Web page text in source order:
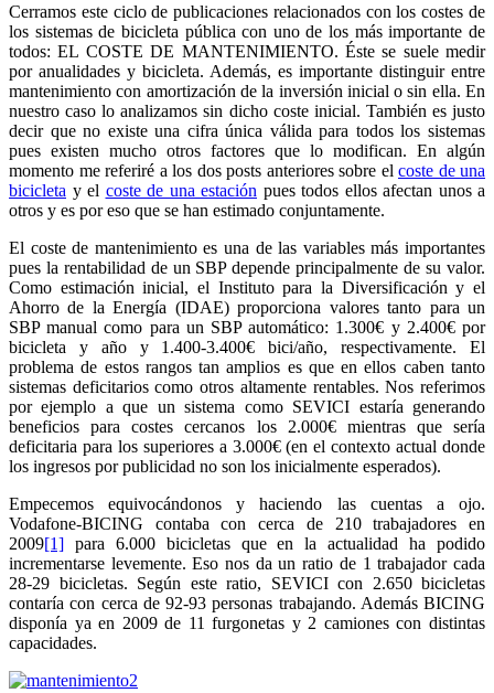
Cerramos este ciclo de publicaciones relacionados con los costes de
los sistemas de bicicleta pública con uno de los más importante de
todos: EL COSTE DE MANTENIMIENTO. Éste se suele medir
por anualidades y bicicleta. Además, es importante distinguir entre
mantenimiento con amortización de la inversión inicial o sin ella. En
nuestro caso lo analizamos sin dicho coste inicial. También es justo
decir que no existe una cifra única válida para todos los sistemas
pues existen mucho otros factores que lo modifican. En algún
momento me referiré a los dos posts anteriores sobre el coste de una
bicicleta y el coste de una estación pues todos ellos afectan unos a
otros y es por eso que se han estimado conjuntamente.
El coste de mantenimiento es una de las variables más importantes
pues la rentabilidad de un SBP depende principalmente de su valor.
Como estimación inicial, el Instituto para la Diversificación y el
Ahorro de la Energía (IDAE) proporciona valores tanto para un
SBP manual como para un SBP automático: 1.300€ y 2.400€ por
bicicleta y año y 1.400-3.400€ bici/año, respectivamente. El
problema de estos rangos tan amplios es que en ellos caben tanto
sistemas deficitarios como otros altamente rentables. Nos referimos
por ejemplo a que un sistema como SEVICI estaría generando
beneficios para costes cercanos los 2.000€ mientras que sería
deficitaria para los superiores a 3.000€ (en el contexto actual donde
los ingresos por publicidad no son los inicialmente esperados).
Empecemos equivocándonos y haciendo las cuentas a ojo.
Vodafone-BICING contaba con cerca de 210 trabajadores en
2009[1] para 6.000 bicicletas que en la actualidad ha podido
incrementarse levemente. Eso nos da un ratio de 1 trabajador cada
28-29 bicicletas. Según este ratio, SEVICI con 2.650 bicicletas
contaría con cerca de 92-93 personas trabajando. Además BICING
disponía ya en 2009 de 11 furgonetas y 2 camiones con distintas
capacidades.